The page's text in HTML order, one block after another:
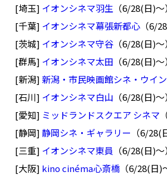
[埼玉] イオンシネマ羽生 （6/28(日)～）
[千葉] イオンシネマ幕張新都心 （6/
[茨城] イオンシネマ守谷 （6/28(日)～）
[群馬] イオンシネマ太田 （6/28(日)～）
[新潟] 新潟・市民映画館シネ・ウイ
[石川] イオンシネマ白山 （6/28(日)～）
[愛知] ミッドランドスクエア シネマ
[静岡]静岡シネ・ギャラリー （6/28(
[三重] イオンシネマ東員 （6/28(日)～）
[大阪] kino cinéma心斎橋 （6/28(日)